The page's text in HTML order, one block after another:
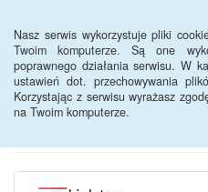
Nasz serwis wykorzystuje pliki
Twoim komputerze. Są one
poprawnego działania serwisu. W
ustawień dot. przechowywania
Korzystając z serwisu wyrażasz
na Twoim komputerze.
BIP - Urząd
Wyśmierzyce